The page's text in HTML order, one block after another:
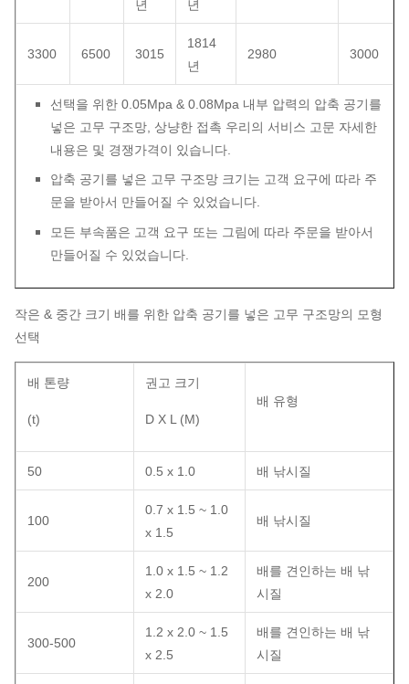
년 년
3300 6500 3015
1814
년
2980 3000
선택을 위한 0.05Mpa & 0.08Mpa 내부 압력의 압축 공기를
넣은 고무 구조망, 상냥한 접촉 우리의 서비스 고문 자세한
내용은 및 경쟁가격이 있습니다.
압축 공기를 넣은 고무 구조망 크기는 고객 요구에 따라 주
문을 받아서 만들어질 수 있었습니다.
모든 부속품은 고객 요구 또는 그림에 따라 주문을 받아서
만들어질 수 있었습니다.
작은 & 중간 크기 배를 위한 압축 공기를 넣은 고무 구조망의 모형
선택
배 톤량
(t)
권고 크기
D X L (M)
배 유형
50 0.5 x 1.0 배 낚시질
100
0.7 x 1.5 ~ 1.0
x 1.5
배 낚시질
200
1.0 x 1.5 ~ 1.2
x 2.0
배를 견인하는 배 낚
시질
300-500
1.2 x 2.0 ~ 1.5
x 2.5
배를 견인하는 배 낚
시질